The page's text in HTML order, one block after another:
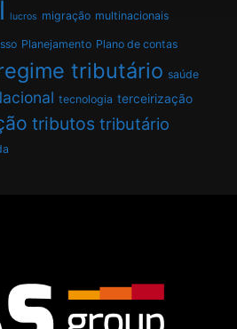
lucros migração multinacionais
Planejamento Plano de contas
tributário saúde
tecnologia terceirização
tributos tributário